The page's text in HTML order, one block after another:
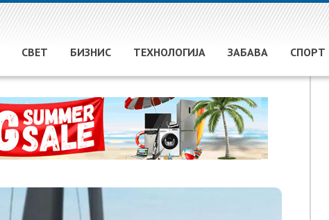
СВЕТ БИЗНИС ТЕХНОЛОГИЈА ЗАБАВА СПОРТ